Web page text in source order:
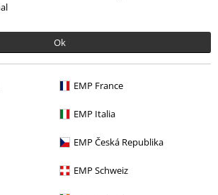
Ok
EMP France
EMP Italia
EMP Česká Republika
EMP Schweiz
ab, wenn du dich